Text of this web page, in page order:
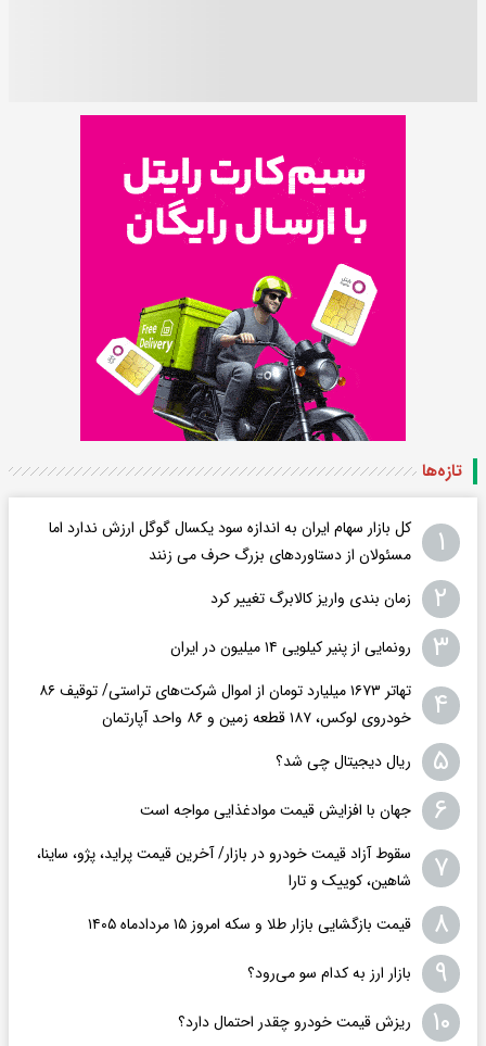
تازه‌ها
۱
کل بازار سهام ایران به اندازه سود یکسال گوگل ارزش ندارد اما
مسئولان از دستاوردهای بزرگ حرف می زنند
۲ زمان بندی واریز کالابرگ تغییر کرد
۳ رونمایی از پنیر کیلویی ۱۴ میلیون در ایران
۴
تهاتر ۱۶۷۳ میلیارد تومان از اموال شرکت‌های تراستی/ توقیف ۸۶
خودروی لوکس، ۱۸۷ قطعه زمین و ۸۶ واحد آپارتمان
۵ ریال دیجیتال چی شد؟
۶ جهان با افزایش قیمت موادغذایی مواجه است
۷
سقوط آزاد قیمت خودرو در بازار/ آخرین قیمت پراید، پژو، ساینا،
شاهین، کوییک و تارا
۸ قیمت بازگشایی بازار طلا و سکه امروز ۱۵ مردادماه ۱۴۰۵
۹ بازار ارز به کدام سو می‌رود؟
۱۰ ریزش قیمت خودرو چقدر احتمال دارد؟